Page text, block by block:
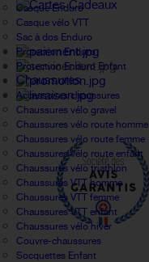
Casque Enduro
Casque vélo VTT
Sac à dos Enduro
Protection Enduro
Protection Enduro Enfant
Chaussures
Accessoires chaussures
Chaussures vélo gravel
Chaussures vélo route homme
Chaussures vélo route femme
Chaussures vélo route enfant
Chaussures vélo triathlon
Chaussures VTT homme
Chaussures VTT femme
Chaussures VTT enfant
Chaussures vélo hiver
Couvre-chaussures
Socquettes Enfant